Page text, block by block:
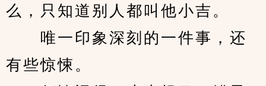
么，只知道别人都叫他小吉。
唯一印象深刻的一件事，还
有些惊悚。